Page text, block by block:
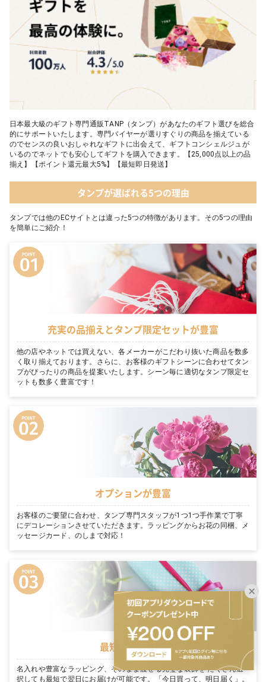
日本最大級のギフト専門通販TANP（タンプ）があなたのギフト選びを総合
的にサポートいたします。専門バイヤーが選りすぐりの商品を揃えている
のでセンスの良いおしゃれなギフトに出会えて、ギフトコンシェルジュが
いるのでネットでも安心してギフトを購入できます。【25,000点以上の品
揃え】【ポイント還元最大5%】【最短即日発送】
タンプが選ばれる5つの理由
タンプでは他のECサイトとは違った5つの特徴があります。その5つの理由
を簡単にご紹介！
充実の品揃えとタンプ限定セットが豊富
他の店やネットでは買えない、各メーカーがこだわり抜いた商品を数多
く取り揃えております。さらに、お客様のギフトシーンに合わせてタン
プがぴったりの商品を提案いたします。シーン毎に適切なタンプ限定セ
ットも数多く豊富です！
オプションが豊富
お客様のご要望に合わせ、タンプ専門スタッフが1つ1つ手作業で丁寧
にデコレーションさせていただきます。ラッピングからお花の同梱、メ
ッセージカード、のしまで対応！
最短翌日お届け
名入れや豊富なラッピング、そのまま渡せる完璧な装飾を たくさん選
択しても最短で翌日にお届けが可能です。「今日買って、明日届く」。